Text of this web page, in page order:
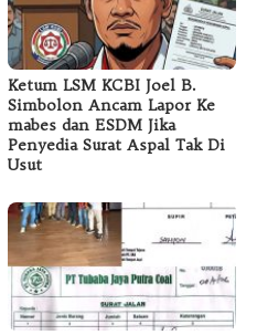
Ketum LSM KCBI Joel B.
Simbolon Ancam Lapor Ke
mabes dan ESDM Jika
Penyedia Surat Aspal Tak Di
Usut